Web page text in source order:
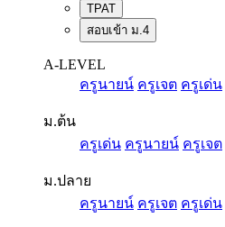
TPAT
สอบเข้า ม.4
A-LEVEL
ครูนายน์ ครูเจต ครูเด่น
ม.ต้น
ครูเด่น ครูนายน์ ครูเจต
ม.ปลาย
ครูนายน์ ครูเจต ครูเด่น